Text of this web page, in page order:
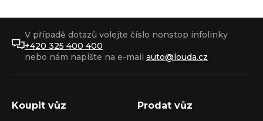
V případě dotazů volejte číslo nonstop infolinky
+420 325 400 400
nebo nám napište na e-mail auto@louda.cz
Koupit vůz Prodat vůz